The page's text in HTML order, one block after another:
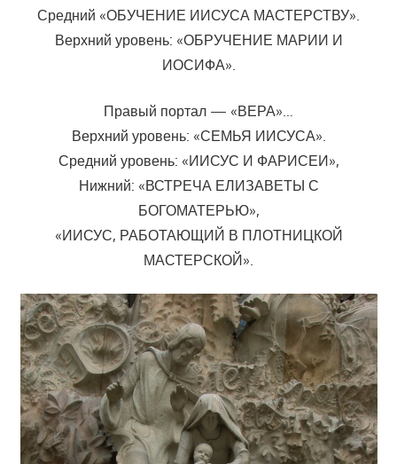
Средний «ОБУЧЕНИЕ ИИСУСА МАСТЕРСТВУ».
Верхний уровень: «ОБРУЧЕНИЕ МАРИИ И
ИОСИФА».
Правый портал — «ВЕРА»…
Верхний уровень: «СЕМЬЯ ИИСУСА».
Средний уровень: «ИИСУС И ФАРИСЕИ»,
Нижний: «ВСТРЕЧА ЕЛИЗАВЕТЫ С
БОГОМАТЕРЬЮ»,
«ИИСУС, РАБОТАЮЩИЙ В ПЛОТНИЦКОЙ
МАСТЕРСКОЙ».